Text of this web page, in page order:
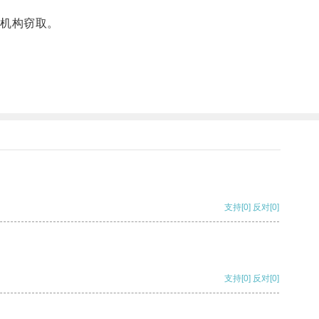
构窃取。
支持[0] 反对[0]
支持[0] 反对[0]